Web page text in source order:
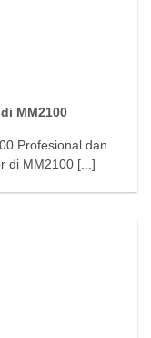
MM2100
Profesional dan
di MM2100 [...]